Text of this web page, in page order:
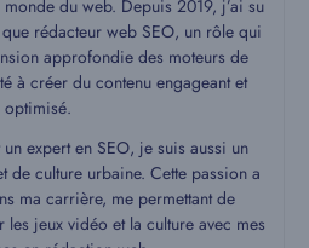
du web. Depuis 2019, j’ai su
rédacteur web SEO, un rôle qui
approfondie des moteurs de
à créer du contenu engageant et
optimisé.
un expert en SEO, je suis aussi un
de culture urbaine. Cette passion a
ma carrière, me permettant de
jeux vidéo et la culture avec mes